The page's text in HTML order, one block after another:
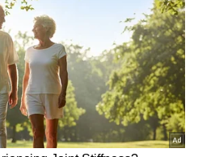
నుండి నిరుద్యోగ,
పనిచేస్తా...వారికి న్యాయం
రేపు జ్యోతిరావు పూలే భవన్
10 గంటలకు ప్రజా దర్బారు
రావాలని ముఖ్యమంత్రి రేవంత్